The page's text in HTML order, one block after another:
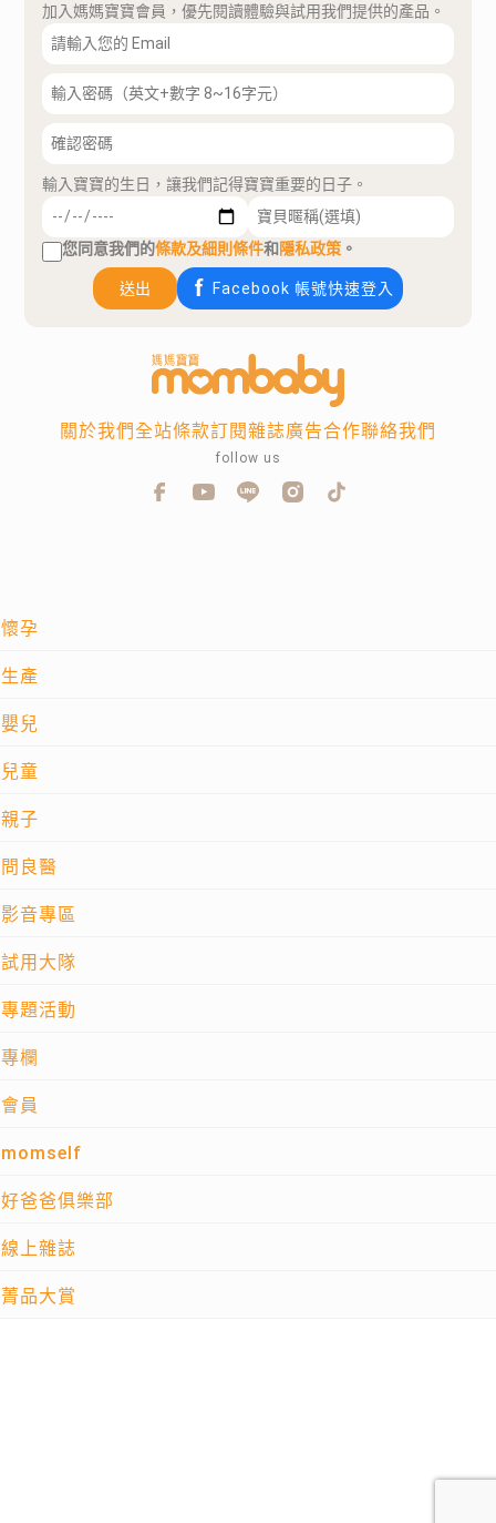
加入媽媽寶寶會員，優先閱讀體驗與試用我們提供的產品。
輸入寶寶的生日，讓我們記得寶寶重要的日子。
您同意我們的條款及細則條件和隱私政策 。
送出 Facebook 帳號快速登入
懷孕
生產
嬰兒
兒童
親子
問良醫
影音專區
試用大隊
專題活動
專欄
會員
momself
好爸爸俱樂部
線上雜誌
菁品大賞
關於我們全站條款訂閱雜誌廣告合作聯絡我們
follow us